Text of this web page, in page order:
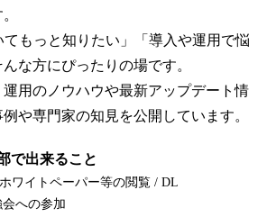
てもっと知りたい」「導入や運用で悩
な方にぴったりの場です。
用のノウハウや最新アップデート情
や専門家の知見を公開しています。
で出来ること
ワイトペーパー等の閲覧 / DL
への参加